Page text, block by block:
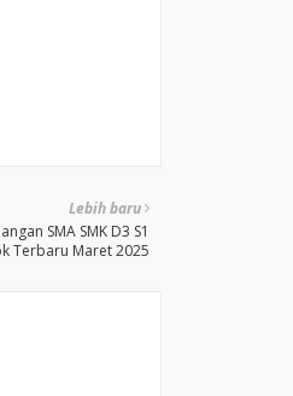
Lebih baru
SMA SMK D3 S1
Terbaru Maret 2025